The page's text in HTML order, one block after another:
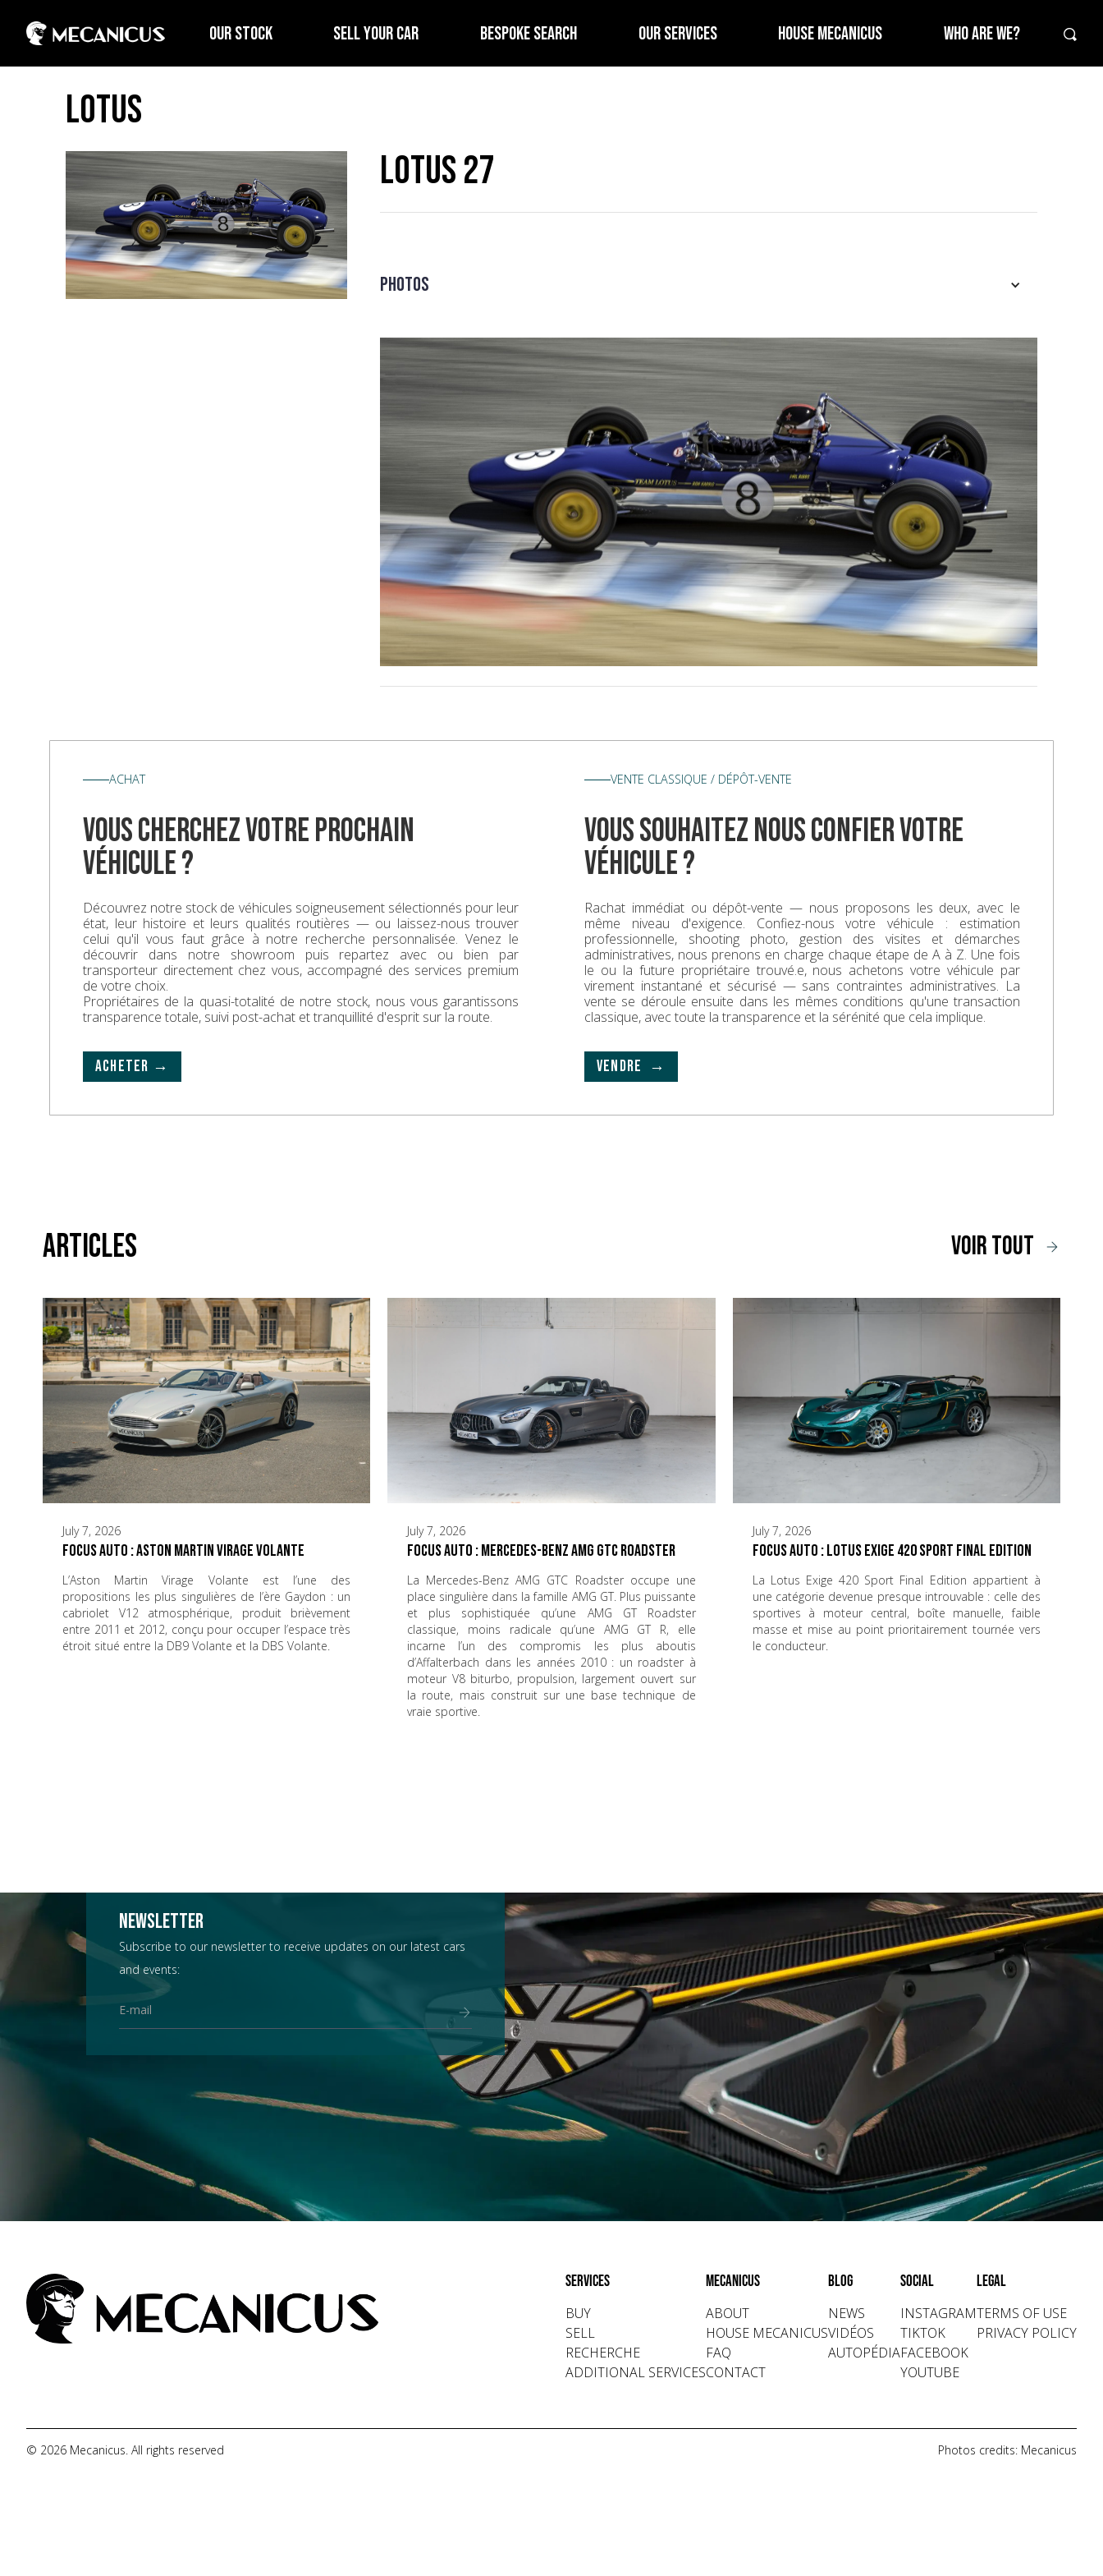
OUR STOCK SELL YOUR CAR BESPOKE SEARCH OUR SERVICES HOUSE MECANICUS WHO ARE WE?
Lotus
Lotus 27
Photos
ACHAT
vous cherchez votre prochain
véhicule ?
Découvrez notre stock de véhicules soigneusement sélectionnés pour leur
état, leur histoire et leurs qualités routières — ou laissez-nous trouver
celui qu'il vous faut grâce à notre recherche personnalisée. Venez le
découvrir dans notre showroom puis repartez avec ou bien par
transporteur directement chez vous, accompagné des services premium
de votre choix.
Propriétaires de la quasi-totalité de notre stock, nous vous garantissons
transparence totale, suivi post-achat et tranquillité d'esprit sur la route.
ACHETER →
VENTE CLASSIQUE / DÉPÔT-VENTE
vous souhaitez nous confier votre
véhicule ?
Rachat immédiat ou dépôt-vente — nous proposons les deux, avec le
même niveau d'exigence. Confiez-nous votre véhicule : estimation
professionnelle, shooting photo, gestion des visites et démarches
administratives, nous prenons en charge chaque étape de A à Z. Une fois
le ou la future propriétaire trouvé.e, nous achetons votre véhicule par
virement instantané et sécurisé — sans contraintes administratives. La
vente se déroule ensuite dans les mêmes conditions qu'une transaction
classique, avec toute la transparence et la sérénité que cela implique.
VENDRE →
voir tout
Articles
July 7, 2026
Focus Auto : Aston Martin Virage Volante
L’Aston Martin Virage Volante est l’une des
propositions les plus singulières de l’ère Gaydon : un
cabriolet V12 atmosphérique, produit brièvement
entre 2011 et 2012, conçu pour occuper l’espace très
étroit situé entre la DB9 Volante et la DBS Volante.
July 7, 2026
Focus Auto : Mercedes-Benz AMG GTC Roadster
La Mercedes-Benz AMG GTC Roadster occupe une
place singulière dans la famille AMG GT. Plus puissante
et plus sophistiquée qu’une AMG GT Roadster
classique, moins radicale qu’une AMG GT R, elle
incarne l’un des compromis les plus aboutis
d’Affalterbach dans les années 2010 : un roadster à
moteur V8 biturbo, propulsion, largement ouvert sur
la route, mais construit sur une base technique de
vraie sportive.
July 7, 2026
Focus Auto : Lotus Exige 420 Sport Final Edition
La Lotus Exige 420 Sport Final Edition appartient à
une catégorie devenue presque introuvable : celle des
sportives à moteur central, boîte manuelle, faible
masse et mise au point prioritairement tournée vers
le conducteur.
Newsletter
Subscribe to our newsletter to receive updates on our latest cars
and events:
Services
BUY
SELL
RECHERCHE
ADDITIONAL SERVICES
Mecanicus
ABOUT
HOUSE MECANICUS
FAQ
CONTACT
Blog
NEWS
VIDÉOS
AUTOPÉDIA
Social
INSTAGRAM
TIKTOK
FACEBOOK
YOUTUBE
Legal
TERMS OF USE
PRIVACY POLICY
© 2026 Mecanicus. All rights reserved Photos credits: Mecanicus